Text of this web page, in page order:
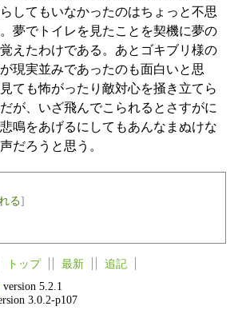
してもいなかったのはちょっと不思
夢でトイレを見たことを契機に夢の
えたわけである。あとゴキブリ様の
現実並みであったのも面白いと思
ても怖がったり敵対心を掻き立てら
が、いざ飛んでこられるとさすがに
鳴をあげるにしてもあんなまぬけな
だろうと思う。
る]
トップ 最新
追記
version 5.2.1
3.0.2-p107